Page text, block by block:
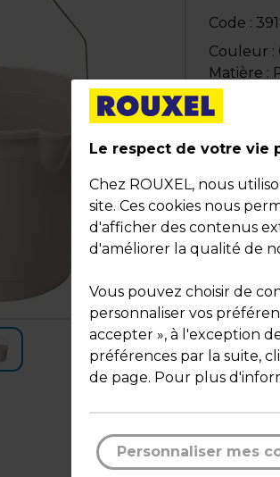
Code :
Couleur :
Matière :
Poids :
Optez
D’une
bec
Fabriqué
Le respect de votre vie
Chez ROUXEL, nous
site. Ces cookies nous
d'afficher des contenus
d'améliorer la qualité de
Vous pouvez choisir de
personnaliser vos
accepter », à l'exception
préférences par la suite,
de page. Pour plus
Personnaliser mes